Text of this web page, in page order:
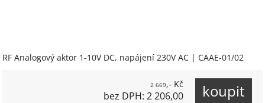
RF Analogový aktor 1-10V DC, napájení 230V AC | CAAE-01/02
2 669,- Kč
bez DPH: 2 206,00